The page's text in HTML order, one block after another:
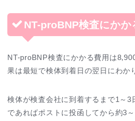
NT-proBNP検査にかか
NT-proBNP検査にかかる費用は
果は最短で検体到着日の翌日にわか
検体が検査会社に到着するまで1～3
であればポストに投函してから約3